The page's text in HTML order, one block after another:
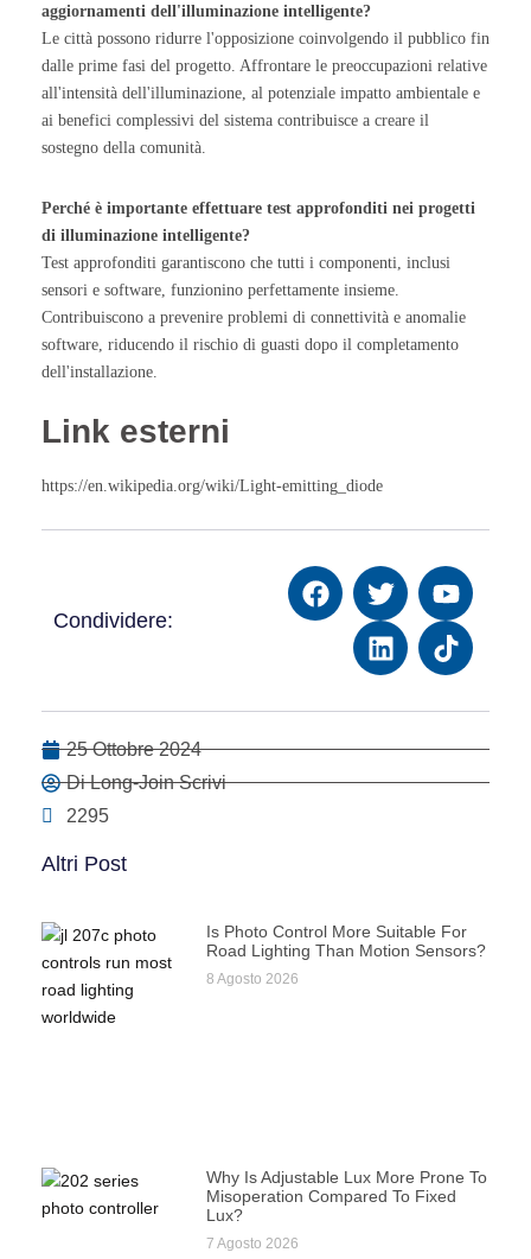
aggiornamenti dell'illuminazione intelligente?
Le città possono ridurre l'opposizione coinvolgendo il pubblico fin
dalle prime fasi del progetto. Affrontare le preoccupazioni relative
all'intensità dell'illuminazione, al potenziale impatto ambientale e
ai benefici complessivi del sistema contribuisce a creare il
sostegno della comunità.
Perché è importante effettuare test approfonditi nei progetti
di illuminazione intelligente?
Test approfonditi garantiscono che tutti i componenti, inclusi
sensori e software, funzionino perfettamente insieme.
Contribuiscono a prevenire problemi di connettività e anomalie
software, riducendo il rischio di guasti dopo il completamento
dell'installazione.
Link esterni
https://en.wikipedia.org/wiki/Light-emitting_diode
Condividere:
25 Ottobre 2024
Di Long-Join Scrivi
2295
Altri Post
Is Photo Control More Suitable For
Road Lighting Than Motion Sensors?
8 Agosto 2026
Why Is Adjustable Lux More Prone To
Misoperation Compared To Fixed
Lux?
7 Agosto 2026